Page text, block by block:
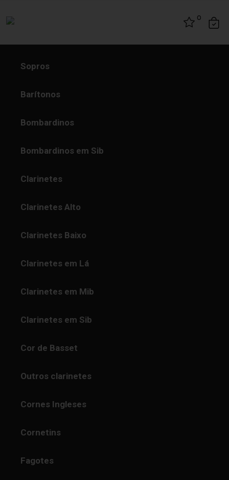
0
Sopros
Barítonos
Bombardinos
Bombardinos em Sib
Clarinetes
Clarinetes Alto
Clarinetes Baixo
Clarinetes em Lá
Clarinetes em Mib
Clarinetes em Sib
Cor de Basset
Outros clarinetes
Cornes Ingleses
Cornetins
Fagotes